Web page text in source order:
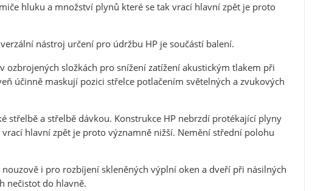
hluku a množství plynů které se tak vrací hlavní zpět je proto
nástroj určení pro údržbu HP je součástí balení.
složkách pro snížení zatížení akustickým tlakem při
účinně maskují pozici střelce potlačením světelných a zvukových
střelbě a střelbě dávkou. Konstrukce HP nebrzdí protékající plyny
hlavní zpět je proto významně nižší. Nemění střední polohu
i pro rozbíjení skleněných výplní oken a dveří při násilných
nečistot do hlavně.